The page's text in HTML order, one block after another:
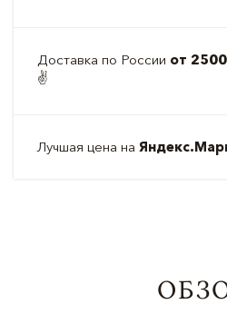
Доставка по России от
✌️
Лучшая цена на